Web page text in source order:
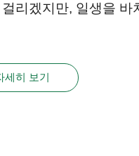
리겠지만, 일생을
히 보기